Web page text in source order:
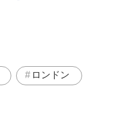
ロンドン